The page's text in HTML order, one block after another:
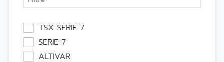
Memoire
Module Métier
Moteur
Pupitre Opérateur
TSX SERIE 7
SERIE 7
ALTIVAR